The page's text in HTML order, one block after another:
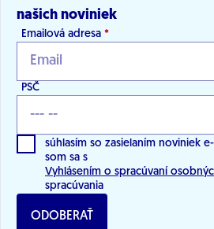
našich noviniek
Emailová adresa *
PSČ
súhlasím so zasielaním noviniek
som sa s
Vyhlásením o spracúvaní
spracúvania
ODOBERAŤ